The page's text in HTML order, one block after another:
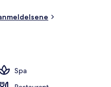
1e Leeghwaterstraat
Spa